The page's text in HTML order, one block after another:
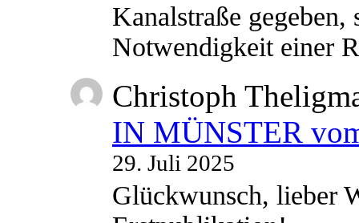
Kanalstraße
Notwendigkeit einer
Christoph
IN MÜNSTER
29. Juli 2025
Glückwunsch, lieber